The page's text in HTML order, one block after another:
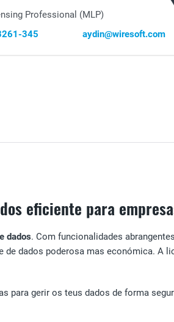
Professional (MLP)
345
aydin@wiresoft.com
eficiente para
dados. Com funcionalidades abrangentes
de dados poderosa mas económica. A
para gerir os teus dados de forma